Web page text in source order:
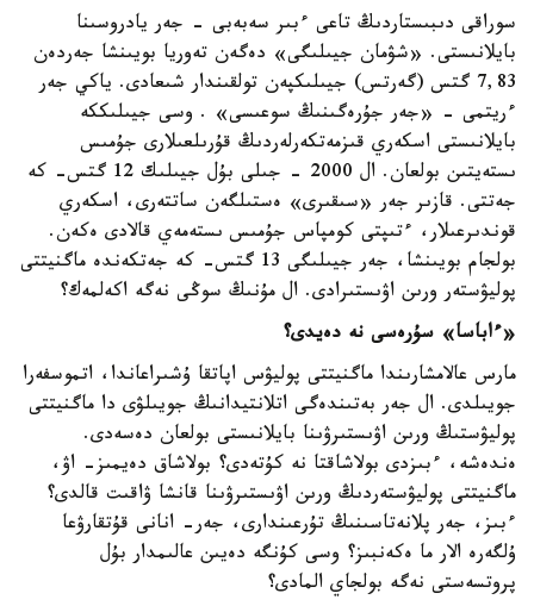
سوراقى دىبىستاردىڭ تاعى ءبىر سەبەبى - جەر يادروسىنا
بايلانىستى. «شۋمان جيىلىگى» دەگەن تەوريا بويىنشا جەردەن
7,83 گتس (گەرتس) جيىلىكپەن تولقىندار شىعادى. ياكي جەر
ءريتمى - «جەر جۇرەگىنىڭ سوعىسى» . وسى جيىلىككە
بايلانىستى اسكەري قىزمەتكەرلەردىڭ قۇرىلعىلارى جۇمىس
ىستەيتىن بولعان. ال 2000 - جىلى بۇل جيىلىك 12 گتس- كە
جەتتى. قازىر جەر «سىقىرى» ەستىلگەن ساتتەرى، اسكەري
قوندىرعىلار، ءتىپتى كومپاس جۇمىس ىستەمەي قالادى ەكەن.
بولجام بويىنشا، جەر جيىلىگى 13 گتس- كە جەتكەندە ماگنيتتى
پوليۋستەر ورىن اۋىستىرادى. ال مۇنىڭ سوڭى نەگە اكەلمەك؟
«ءاباسا» سۇرەسى نە دەيدى؟
مارس عالامشارىندا ماگنيتتى پوليۋس اپاتقا ۇشىراعاندا، اتموسفەرا
جويىلدى. ال جەر بەتىندەگى اتلانتيدانىڭ جويىلۋى دا ماگنيتتى
پوليۋستىڭ ورىن اۋىستىرۋىنا بايلانىستى بولعان دەسەدى.
ەندەشە، ءبىزدى بولاشاقتا نە كۇتەدى؟ بولاشاق دەيمىز- اۋ،
ماگنيتتى پوليۋستەردىڭ ورىن اۋىستىرۋىنا قانشا ۋاقىت قالدى؟
ءبىز، جەر پلانەتاسىنىڭ تۇرعىندارى، جەر- انانى قۇتقارۋعا
ۇلگەرە الار ما ەكەنبىز؟ وسى كۇنگە دەيىن عالىمدار بۇل
پروتسەستى نەگە بولجاي المادى؟